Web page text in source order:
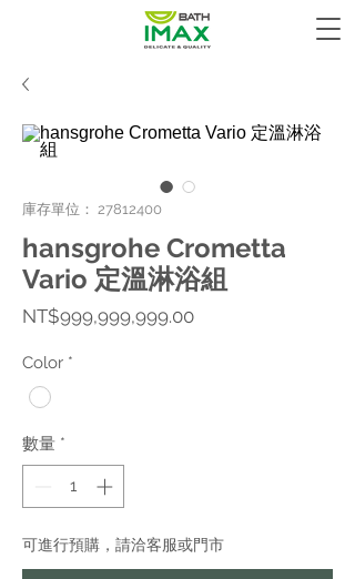
庫存單位： 27812400
hansgrohe Crometta
Vario 定溫淋浴組
NT$999,999,999.00價
Color *
數量 *
可進行預購，請洽客服或門市